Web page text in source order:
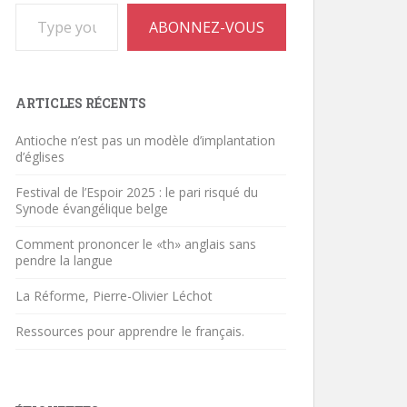
ABONNEZ-VOUS
ARTICLES RÉCENTS
Antioche n’est pas un modèle d’implantation
d’églises
Festival de l’Espoir 2025 : le pari risqué du
Synode évangélique belge
Comment prononcer le «th» anglais sans
pendre la langue
La Réforme, Pierre-Olivier Léchot
Ressources pour apprendre le français.